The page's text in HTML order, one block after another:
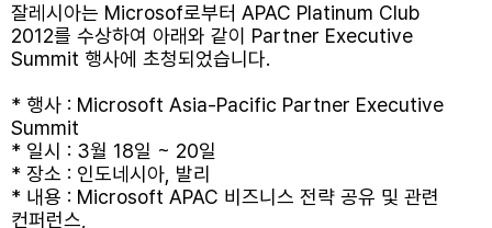
잘레시아는 Microsof로부터 APAC Platinum Club
2012를 수상하여 아래와 같이 Partner Executive
Summit 행사에 초청되었습니다.
* 행사 : Microsoft Asia-Pacific Partner Executive
Summit
* 일시 : 3월 18일 ~ 20일
* 장소 : 인도네시아, 발리
* 내용 : Microsoft APAC 비즈니스 전략 공유 및 관련
컨퍼런스,